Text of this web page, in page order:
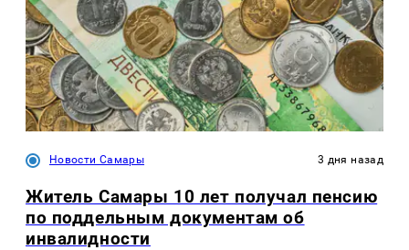
Новости Самары 3 дня назад
Житель Самары 10 лет получал пенсию
по поддельным документам об
инвалидности